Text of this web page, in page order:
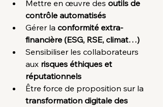
Mettre en œuvre des outils de
contrôle automatisés
Gérer la conformité extra-
financière (ESG, RSE, climat…)
Sensibiliser les collaborateurs
aux risques éthiques et
réputationnels
Être force de proposition sur la
transformation digitale des